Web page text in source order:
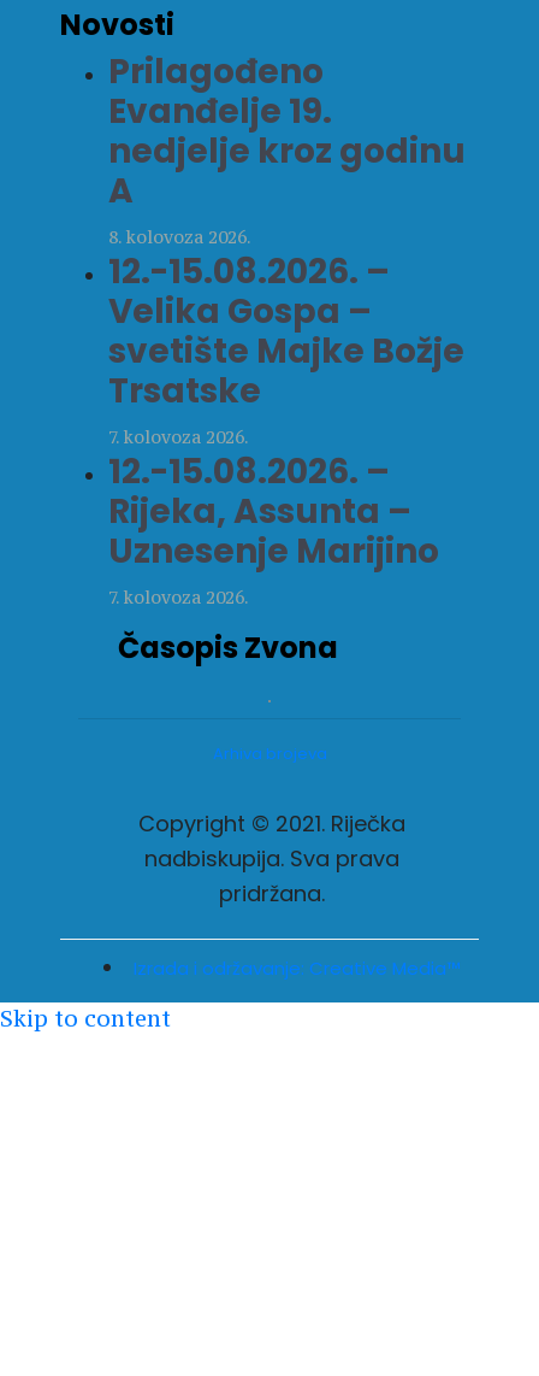
Novosti
Prilagođeno
Evanđelje 19.
nedjelje kroz godinu
A
8. kolovoza 2026.
12.-15.08.2026. –
Velika Gospa –
svetište Majke Božje
Trsatske
7. kolovoza 2026.
12.-15.08.2026. –
Rijeka, Assunta –
Uznesenje Marijino
7. kolovoza 2026.
Časopis Zvona
Arhiva brojeva
Copyright © 2021. Riječka
nadbiskupija. Sva prava
pridržana.
Izrada i održavanje: Creative Media™
Skip to content